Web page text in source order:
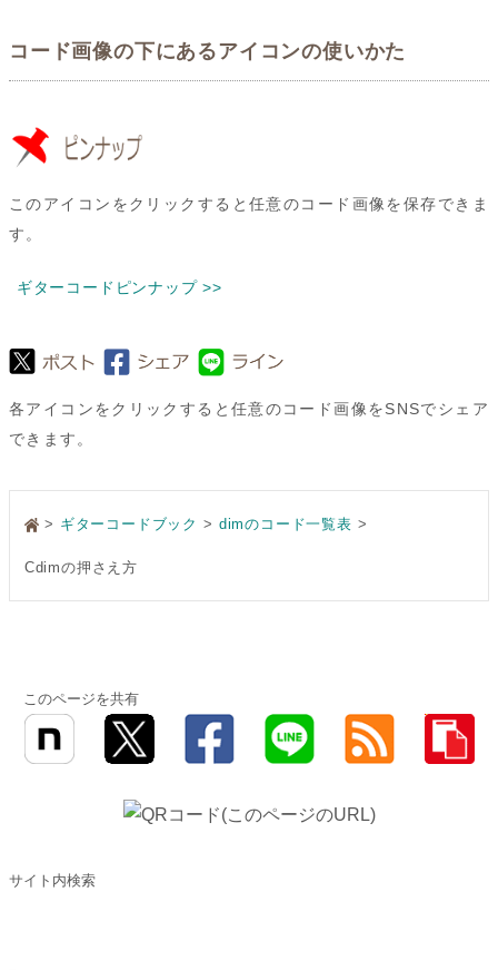
コード画像の下にあるアイコンの使いかた
このアイコンをクリックすると任意のコード画像を保存できま
す。
ギターコードピンナップ >>
各アイコンをクリックすると任意のコード画像をSNSでシェア
できます。
> ギターコードブック dimのコード一覧表
Cdimの押さえ方
このページを共有
サイト内検索